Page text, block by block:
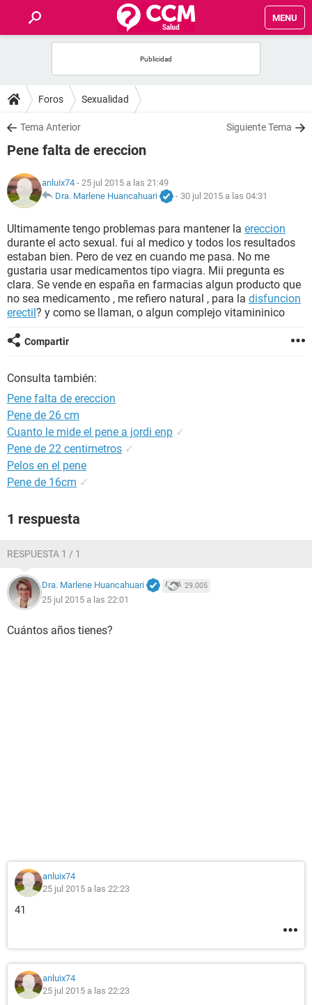
MENU
FOROS
SALUD
NUTRICIÓN
BIENESTAR
SEXUALIDAD
GLOSARIO
Foros Sexualidad
Tema Anterior Siguiente Tema
Pene falta de ereccion
anluix74 - 25 jul 2015 a las 21:49
Dra. Marlene Huancahuari
- 30 jul 2015 a las 04:31
Ultimamente tengo problemas para mantener la ereccion
durante el acto sexual. fui al medico y todos los resultados
estaban bien. Pero de vez en cuando me pasa. No me
gustaria usar medicamentos tipo viagra. Mii pregunta es
clara. Se vende en españa en farmacias algun producto que
no sea medicamento , me refiero natural , para la disfuncion
erectil? y como se llaman, o algun complejo vitamininico
Compartir
Consulta también:
Pene falta de ereccion
Pene de 26 cm
Cuanto le mide el pene a jordi enp ✓
Pene de 22 centimetros ✓
Pelos en el pene
Pene de 16cm ✓
1 respuesta
RESPUESTA 1 / 1
Dra. Marlene Huancahuari 29.005
25 jul 2015 a las 22:01
Cuántos años tienes?
anluix74
25 jul 2015 a las 22:23
41
anluix74
25 jul 2015 a las 22:23